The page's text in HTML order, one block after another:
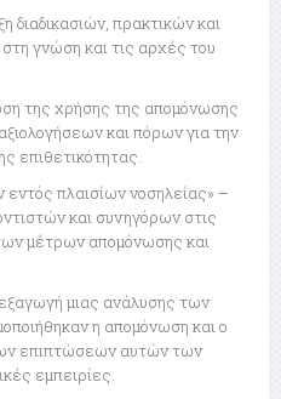
διαδικασιών, πρακτικών και
γνώση και τις αρχές του
της χρήσης της απομόνωσης
και πόρων για την
επιθετικότητας.
πλαισίων νοσηλείας» –
και συνηγόρων στις
μέτρων απομόνωσης και
μιας ανάλυσης των
η απομόνωση και ο
επιπτώσεων αυτών των
εμπειρίες.